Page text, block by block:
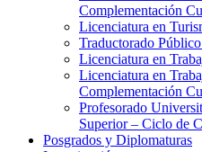
Complementación
Licenciatura en
Traductorado
Licenciatura en
Licenciatura en
Complementación
Profesorado
Superior – Ciclo de
Posgrados y Diplomaturas